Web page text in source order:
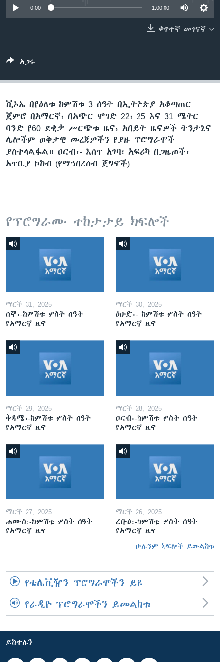
0:00 1:00:00
ቀጥተኛ መገናኛ
አጋሩ
ቪኦኤ በየዕለቱ ከምሽቱ 3 ሰዓት በኢትዮጵያ አቆጣጠር
ጀምሮ በአማርኛ፣ በአጭር ሞገድ 22፣ 25 እና 31 ሜትር
ባንድ የ60 ደቂቃ ሥርጭቱ ዜና፣ አበይት ዜናዎች ትንታኔና
ሌሎችም ወቅታዊ መረጃዎችን የያዙ ፕሮግራሞች
ያስተላልፋል። ዐርብ፡- እሰጥ አገባ፣ አፍሪካ በጋዜጦች፡
አጥቢያ ኮከብ (የማኅበረሰብ ጀግኖች)
የፕሮግራሙ ተከታታይ ክፍሎች
ማርች 31, 2025
ሰኞ፡-ከምሽቱ ሦስት ሰዓት
የአማርኛ ዜና
ማርች 30, 2025
ዕሁድ፡- ከምሽቱ ሦስት ሰዓት
የአማርኛ ዜና
ማርች 29, 2025
ቅዳሜ፡-ከምሽቱ ሦስት ሰዓት
የአማርኛ ዜና
ማርች 28, 2025
ዐርብ፡-ከምሽቱ ሦስት ሰዓት
የአማርኛ ዜና
ማርች 27, 2025
ሐሙስ፡-ከምሽቱ ሦስት ሰዓት
የአማርኛ ዜና
ማርች 26, 2025
ረቡዕ፡-ከምሽቱ ሦስት ሰዓት
የአማርኛ ዜና
ሁሉንም ክፍሎች ይመልከቱ
የቴሌቪዥን ፕሮግራሞችን ይዩ
የራዲዮ ፕሮግራሞችን ይመልከቱ
ይከተሉን